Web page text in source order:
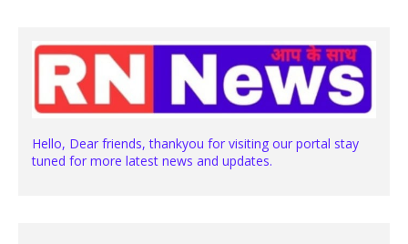
Hello, Dear friends, thankyou for visiting our portal stay
tuned for more latest news and updates.